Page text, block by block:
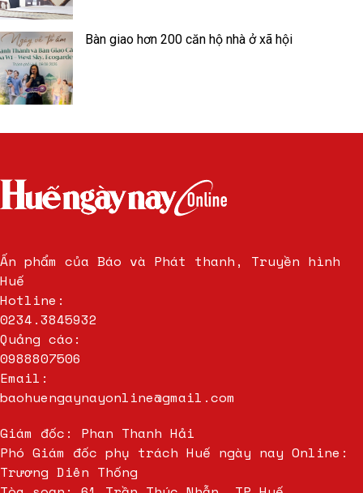
Bàn giao hơn 200 căn hộ nhà ở xã hội
Ấn phẩm của Báo và Phát thanh, Truyền hình
Huế
Hotline:
0234.3845932
Quảng cáo:
0988807506
Email:
baohuengaynayonline@gmail.com
Giám đốc: Phan Thanh Hải
Phó Giám đốc phụ trách Huế ngày nay Online:
Trương Diên Thống